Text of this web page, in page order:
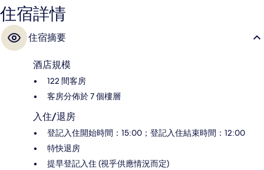
住宿詳情
住宿摘要
酒店規模
122 間客房
客房分佈於 7 個樓層
入住/退房
登記入住開始時間：15:00；登記入住結束時間：12:00
特快退房
提早登記入住 (視乎供應情況而定)